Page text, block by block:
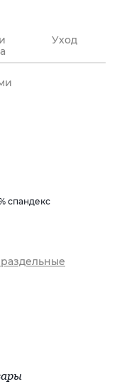
Уход
спандекс